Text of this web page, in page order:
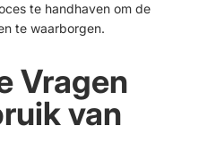
te handhaven om de
te waarborgen.
Vragen
van